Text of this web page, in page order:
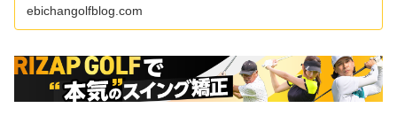
ebichangolfblog.com